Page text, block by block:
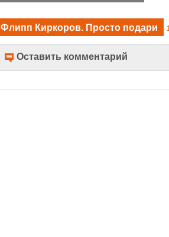
Флипп Киркоров. Просто подари
Оставить комментарий
Имя